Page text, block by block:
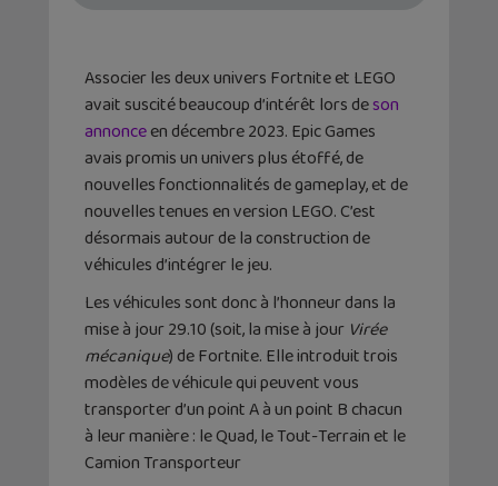
Associer les deux univers Fortnite et LEGO
avait suscité beaucoup d’intérêt lors deson
annonceen décembre 2023. Epic Games
avais promis un univers plus étoffé, de
nouvelles fonctionnalités de gameplay, et de
nouvelles tenues en version LEGO. C’est
désormais autour de la construction de
véhicules d’intégrer le jeu.
Les véhicules sont donc à l’honneur dans la
mise à jour 29.10 (soit, la mise à jour Virée
mécanique) de Fortnite. Elle introduit trois
modèles de véhicule qui peuvent vous
transporter d’un point A à un point B chacun
à leur manière : le Quad, le Tout-Terrain et le
Camion Transporteur